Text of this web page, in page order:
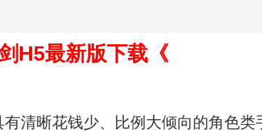
H5最新版下载《
清晰花钱少、比例大倾向的角色